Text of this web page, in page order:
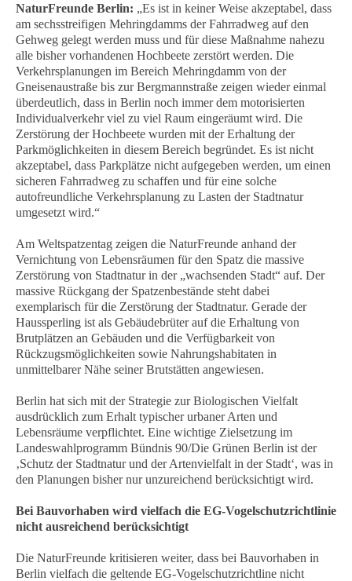
NaturFreunde Berlin: „Es ist in keiner Weise akzeptabel, dass
am sechsstreifigen Mehringdamms der Fahrradweg auf den
Gehweg gelegt werden muss und für diese Maßnahme nahezu
alle bisher vorhandenen Hochbeete zerstört werden. Die
Verkehrsplanungen im Bereich Mehringdamm von der
Gneisenaustraße bis zur Bergmannstraße zeigen wieder einmal
überdeutlich, dass in Berlin noch immer dem motorisierten
Individualverkehr viel zu viel Raum eingeräumt wird. Die
Zerstörung der Hochbeete wurden mit der Erhaltung der
Parkmöglichkeiten in diesem Bereich begründet. Es ist nicht
akzeptabel, dass Parkplätze nicht aufgegeben werden, um einen
sicheren Fahrradweg zu schaffen und für eine solche
autofreundliche Verkehrsplanung zu Lasten der Stadtnatur
umgesetzt wird.“
Am Weltspatzentag zeigen die NaturFreunde anhand der
Vernichtung von Lebensräumen für den Spatz die massive
Zerstörung von Stadtnatur in der „wachsenden Stadt“ auf. Der
massive Rückgang der Spatzenbestände steht dabei
exemplarisch für die Zerstörung der Stadtnatur. Gerade der
Haussperling ist als Gebäudebrüter auf die Erhaltung von
Brutplätzen an Gebäuden und die Verfügbarkeit von
Rückzugsmöglichkeiten sowie Nahrungshabitaten in
unmittelbarer Nähe seiner Brutstätten angewiesen.
Berlin hat sich mit der Strategie zur Biologischen Vielfalt
ausdrücklich zum Erhalt typischer urbaner Arten und
Lebensräume verpflichtet. Eine wichtige Zielsetzung im
Landeswahlprogramm Bündnis 90/Die Grünen Berlin ist der
‚Schutz der Stadtnatur und der Artenvielfalt in der Stadt‘, was in
den Planungen bisher nur unzureichend berücksichtigt wird.
Bei Bauvorhaben wird vielfach die EG-Vogelschutzrichtlinie
nicht ausreichend berücksichtigt
Die NaturFreunde kritisieren weiter, dass bei Bauvorhaben in
Berlin vielfach die geltende EG-Vogelschutzrichtline nicht